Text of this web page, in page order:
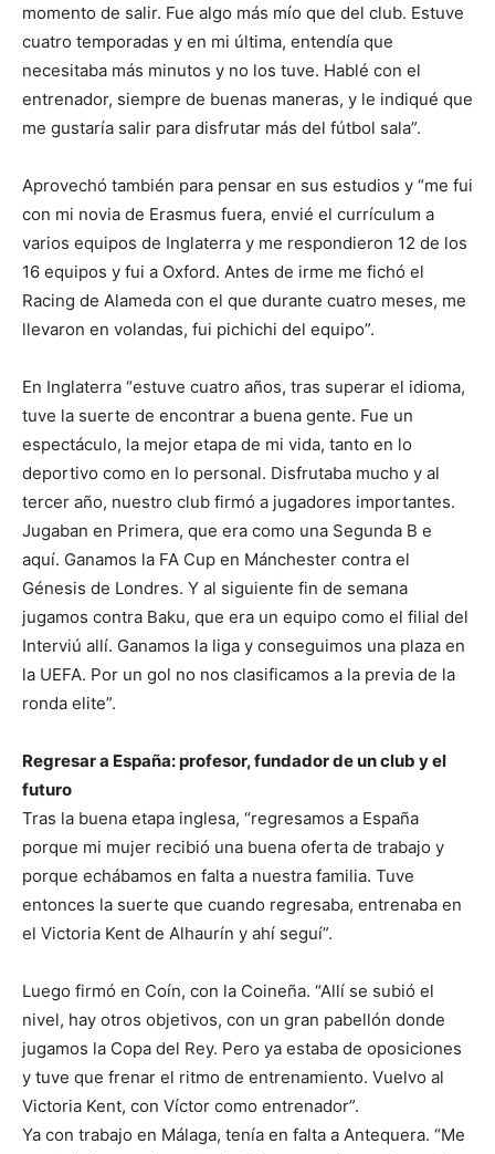
momento de salir. Fue algo más mío que del club. Estuve
cuatro temporadas y en mi última, entendía que
necesitaba más minutos y no los tuve. Hablé con el
entrenador, siempre de buenas maneras, y le indiqué que
me gustaría salir para disfrutar más del fútbol sala”.
Aprovechó también para pensar en sus estudios y “me fui
con mi novia de Erasmus fuera, envié el currículum a
varios equipos de Inglaterra y me respondieron 12 de los
16 equipos y fui a Oxford. Antes de irme me fichó el
Racing de Alameda con el que durante cuatro meses, me
llevaron en volandas, fui pichichi del equipo”.
En Inglaterra “estuve cuatro años, tras superar el idioma,
tuve la suerte de encontrar a buena gente. Fue un
espectáculo, la mejor etapa de mi vida, tanto en lo
deportivo como en lo personal. Disfrutaba mucho y al
tercer año, nuestro club firmó a jugadores importantes.
Jugaban en Primera, que era como una Segunda B e
aquí. Ganamos la FA Cup en Mánchester contra el
Génesis de Londres. Y al siguiente fin de semana
jugamos contra Baku, que era un equipo como el filial del
Interviú allí. Ganamos la liga y conseguimos una plaza en
la UEFA. Por un gol no nos clasificamos a la previa de la
ronda elite”.
Regresar a España: profesor, fundador de un club y el
futuro
Tras la buena etapa inglesa, “regresamos a España
porque mi mujer recibió una buena oferta de trabajo y
porque echábamos en falta a nuestra familia. Tuve
entonces la suerte que cuando regresaba, entrenaba en
el Victoria Kent de Alhaurín y ahí seguí”.
Luego firmó en Coín, con la Coineña. “Allí se subió el
nivel, hay otros objetivos, con un gran pabellón donde
jugamos la Copa del Rey. Pero ya estaba de oposiciones
y tuve que frenar el ritmo de entrenamiento. Vuelvo al
Victoria Kent, con Víctor como entrenador”.
Ya con trabajo en Málaga, tenía en falta a Antequera. “Me